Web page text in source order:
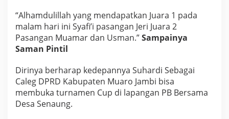
“Alhamdulillah yang mendapatkan Juara 1 pada
malam hari ini Syafi’i pasangan Jeri Juara 2
Pasangan Muamar dan Usman.”Sampainya
Saman Pintil
Dirinya berharap kedepannya Suhardi Sebagai
Caleg DPRD Kabupaten Muaro Jambi bisa
membuka turnamen Cup di lapangan PB Bersama
Desa Senaung.